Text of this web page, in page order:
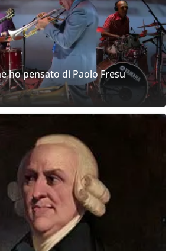
ho pensato di Paolo Fresu